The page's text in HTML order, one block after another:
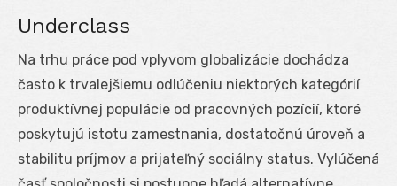
Underclass
Na trhu práce pod vplyvom globalizácie dochádza
často k trvalejšiemu odlúčeniu niektorých kategórií
produktívnej populácie od pracovných pozícií, ktoré
poskytujú istotu zamestnania, dostatočnú úroveň a
stabilitu príjmov a prijateľný sociálny status. Vylúčená